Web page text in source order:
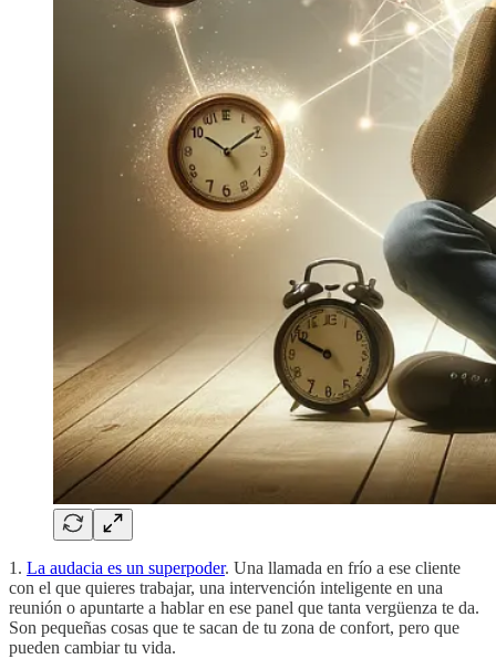
1. La audacia es un superpoder. Una llamada en frío a ese cliente
con el que quieres trabajar, una intervención inteligente en una
reunión o apuntarte a hablar en ese panel que tanta vergüenza te da.
Son pequeñas cosas que te sacan de tu zona de confort, pero que
pueden cambiar tu vida.